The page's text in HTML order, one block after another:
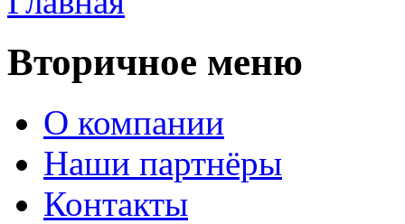
Вторичное меню
О компании
Наши партнёры
Контакты